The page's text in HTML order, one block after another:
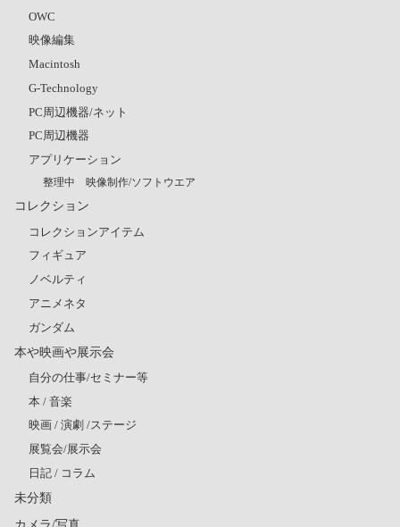
OWC
映像編集
Macintosh
G-Technology
PC周辺機器/ネット
PC周辺機器
アプリケーション
整理中 映像制作/ソフトウエア
コレクション
コレクションアイテム
フィギュア
ノベルティ
アニメネタ
ガンダム
本や映画や展示会
自分の仕事/セミナー等
本 / 音楽
映画 / 演劇 /ステージ
展覧会/展示会
日記 / コラム
未分類
カメラ/写真